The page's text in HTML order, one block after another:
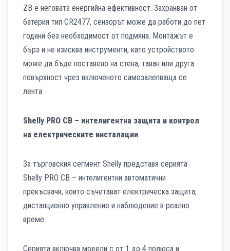
ZB е неговата енергийна ефективност. Захранван от
батерия тип CR2477, сензорът може да работи до пет
години без необходимост от подмяна. Монтажът е
бърз и не изисква инструменти, като устройството
може да бъде поставено на стена, таван или друга
повърхност чрез включеното самозалепваща се
лента.
Shelly PRO CB – интелигентна защита и контрол
на електрическите инсталации
За търговския сегмент Shelly представя серията
Shelly PRO CB – интелигентни автоматични
прекъсвачи, които съчетават електрическа защита,
дистанционно управление и наблюдение в реално
време.
Серията включва модели с от 1 до 4 полюса и